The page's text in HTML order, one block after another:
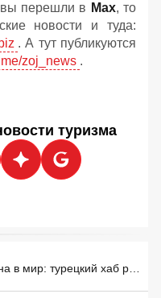
перешли в Мах, то
новости и туда:
. А тут публикуются
zoj_news .
туризма
Новые окна в мир: турецкий хаб расширил возможности перелетов для россиян